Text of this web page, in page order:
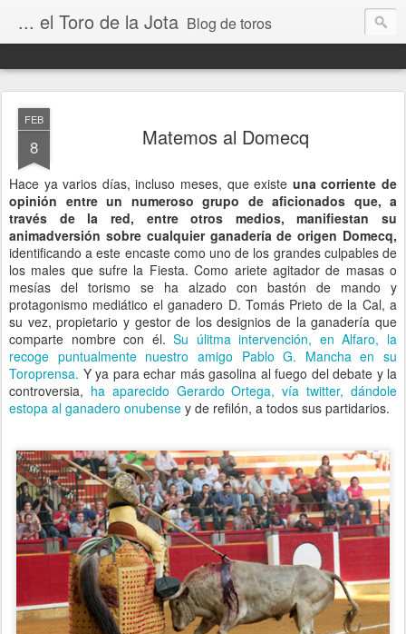
... el Toro de la Jota Blog de toros
FEB
8 Matemos al Domecq
Hace ya varios días, incluso meses, que existe una corriente de
opinión entre un numeroso grupo de aficionados que, a
través de la red, entre otros medios, manifiestan su
animadversión sobre cualquier ganadería de origen Domecq,
identificando a este encaste como uno de los grandes culpables de
los males que sufre la Fiesta. Como ariete agitador de masas o
mesías del torismo se ha alzado con bastón de mando y
protagonismo mediático el ganadero D. Tomás Prieto de la Cal, a
su vez, propietario y gestor de los designios de la ganadería que
comparte nombre con él.Su úlitma intervención, en Alfaro, la
recoge puntualmente nuestro amigo Pablo G. Mancha en su
Toroprensa. Y ya para echar más gasolina al fuego del debate y la
controversia, ha aparecido Gerardo Ortega, vía twitter, dándole
estopa al ganadero onubense y de refilón, a todos sus partidarios.